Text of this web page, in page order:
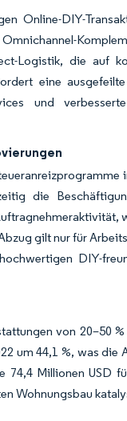
Online-DIY-
Logistik, die auf
eine
und
die
gilt nur für
DIY-
von 20–50
um 44,1 %, was
74,4 Millionen USD
Wohnungsbau